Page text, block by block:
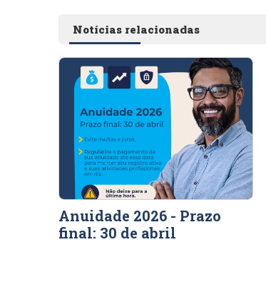
Notícias relacionadas
Anuidade 2026 - Prazo
final: 30 de abril